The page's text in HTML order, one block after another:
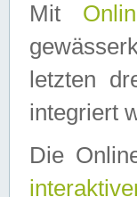
Mit
letzten
integriert
Die